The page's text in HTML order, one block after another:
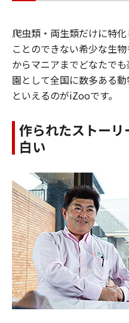
爬虫類・両生類だけに特
ことのできない希少な生
からマニアまでどなたで
園として全国に数多ある
といえるのがiZooです。
作られたストー
白い